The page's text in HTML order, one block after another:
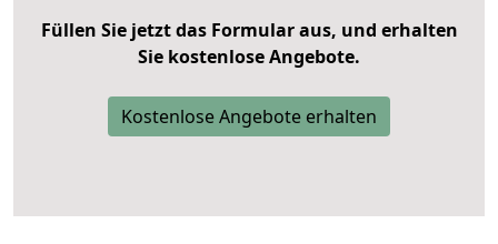
Füllen Sie jetzt das Formular aus, und erhalten
Sie kostenlose Angebote.
Kostenlose Angebote erhalten